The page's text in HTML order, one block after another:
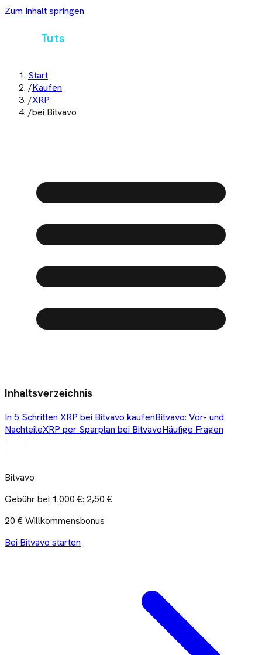
Zum Inhalt springen
Tuts
Start
/Kaufen
/XRP
/bei Bitvavo
Inhaltsverzeichnis
In 5 Schritten XRP bei Bitvavo kaufenBitvavo: Vor- und
NachteileXRP per Sparplan bei BitvavoHäufige Fragen
Bitvavo
Gebühr bei 1.000 €: 2,50 €
20 € Willkommensbonus
Bei Bitvavo starten